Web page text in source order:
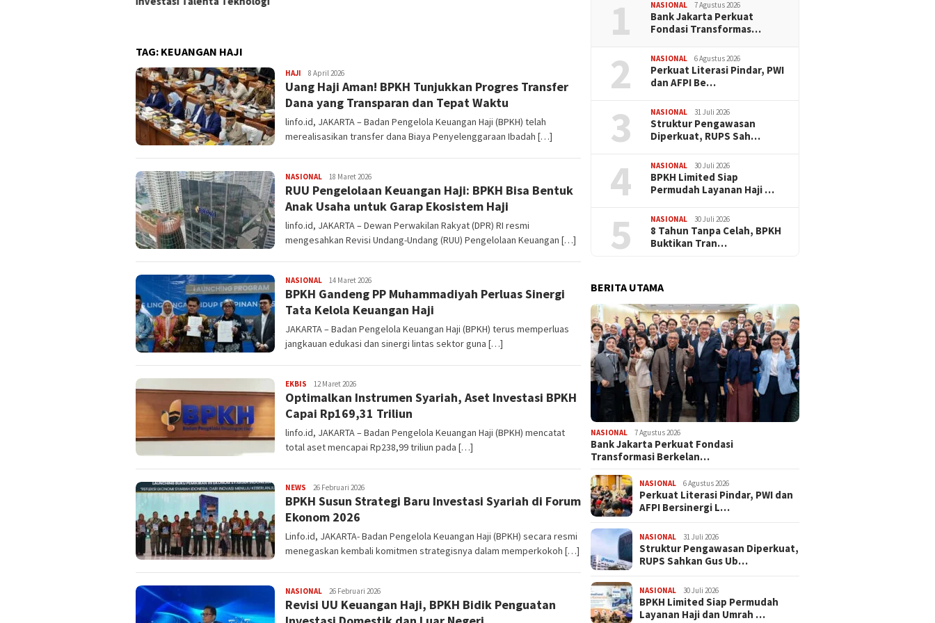
TAG: KEUANGAN HAJI
HAJI Redaksi
8 April 2026
Uang Haji Aman! BPKH Tunjukkan Progres Transfer
Dana yang Transparan dan Tepat Waktu
linfo.id, JAKARTA – Badan Pengelola Keuangan Haji (BPKH) telah
merealisasikan transfer dana Biaya Penyelenggaraan Ibadah […]
NASIONAL Redaksi
18 Maret 2026
RUU Pengelolaan Keuangan Haji: BPKH Bisa Bentuk
Anak Usaha untuk Garap Ekosistem Haji
linfo.id, JAKARTA – Dewan Perwakilan Rakyat (DPR) RI resmi
mengesahkan Revisi Undang-Undang (RUU) Pengelolaan Keuangan […]
NASIONAL Redaksi
14 Maret 2026
BPKH Gandeng PP Muhammadiyah Perluas Sinergi
Tata Kelola Keuangan Haji
JAKARTA – Badan Pengelola Keuangan Haji (BPKH) terus memperluas
jangkauan edukasi dan sinergi lintas sektor guna […]
EKBIS Redaksi
12 Maret 2026
Optimalkan Instrumen Syariah, Aset Investasi BPKH
Capai Rp169,31 Triliun
linfo.id, JAKARTA – Badan Pengelola Keuangan Haji (BPKH) mencatat
total aset mencapai Rp238,99 triliun pada […]
NEWS Redaksi
26 Februari 2026
BPKH Susun Strategi Baru Investasi Syariah di Forum
Ekonom 2026
Linfo.id, JAKARTA- Badan Pengelola Keuangan Haji (BPKH) secara resmi
menegaskan kembali komitmen strategisnya dalam memperkokoh […]
NASIONAL Redaksi
26 Februari 2026
Revisi UU Keuangan Haji, BPKH Bidik Penguatan
1 NASIONAL 7 Agustus 2026
Bank Jakarta Perkuat
Fondasi Transformas…
2 NASIONAL 6 Agustus 2026
Perkuat Literasi Pindar, PWI
dan AFPI Be…
3 NASIONAL 31 Juli 2026
​Struktur Pengawasan
Diperkuat, RUPS Sah…
4 NASIONAL 30 Juli 2026
BPKH Limited Siap
Permudah Layanan Haji …
5 NASIONAL 30 Juli 2026
​8 Tahun Tanpa Celah, BPKH
Buktikan Tran…
BERITA UTAMA
NASIONAL 7 Agustus 2026
Bank Jakarta Perkuat Fondasi
Transformasi Berkelan…
NASIONAL 6 Agustus 2026
Perkuat Literasi Pindar, PWI dan
AFPI Bersinergi L…
NASIONAL 31 Juli 2026
​Struktur Pengawasan Diperkuat,
RUPS Sahkan Gus Ub…
NASIONAL 30 Juli 2026
BPKH Limited Siap Permudah
Layanan Haji dan Umrah …